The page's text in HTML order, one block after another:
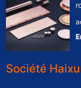
Société Haixu